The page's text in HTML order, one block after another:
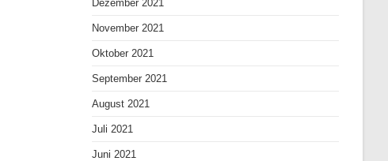
Dezember 2021
November 2021
Oktober 2021
September 2021
August 2021
Juli 2021
Juni 2021